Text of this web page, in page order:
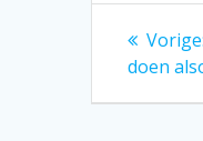
Vorige:
doen